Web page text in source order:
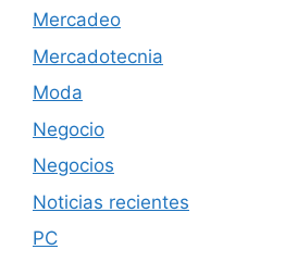
Mercadeo
Mercadotecnia
Moda
Negocio
Negocios
Noticias recientes
PC